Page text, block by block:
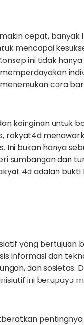
cepat,
mencapai
ini tidak
cara
keinginan untuk
rakyat4d
Ini bukan hanya
sumbangan dan
4d adalah
yang bertujuan
informasi dan
dan sosietas.
ini berupaya